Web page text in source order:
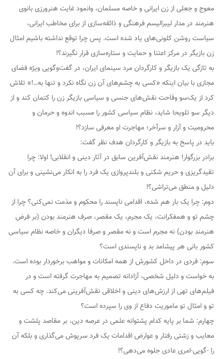
معوج و جعلی از زن ایرانی و خاصه مسلمان، وانمود غایت هنرورزی بانوی
هنرمند در مدار لیبرالیسم فرهنگی و ذائقه‌سازی از برای مخاطب ایرانی،
سیاست روشن کلونی‌های یاد شده است. پس چرا توقع نداشته باشیم امثال
زن بازیگر در مرکز اعتنا و حمایت و ستاره‌سازی قرار نگیرند؟!
به تازگی یک بازیگر و کارگردان مرد سینمای ایران، در گفت‌وگویی ویژه فضای
مجازی با بیان اینکه «کسی به چشم‌های آن زن نگاه نکرد و تنها به…!» تلاش
کرد از یک‌سو وقاحت نقش‌های جنسی و سیاسی بازیگر زن را کتمان کند و از
دیگر سو تلویحا شاید، نظام سیاسی کشور را مسبب اندوه و حرمان و
محرومیت و آزار و سرآخر؛ مهاجرت او معرفی سازد؟!
باید در پاسخ به بازیگر و کارگردان هدف نظر گفت:
برادر بزرگوار! هنرمند نقش‌آفرین سابق در آثار دینی و انقلابی! اولا: چرا
تقیدگریزی و حریم شکنی و بلندپروازی یک فرد را به انکار می‌نشینی و برای آن
دلیل و منطق می‌تراشی؟!
دوم: چرا یک بار هم شده، اقدامی ناپسند را محکوم و مذمت نمی‌کنی؟ چرا از
چشم تو و همفکرانت، یک مجرم، یک مقصر، صرف هنرمند بودن (بر فرض
هنرمند بودن) نه مجرم است و نه مقصر و صرفا دیگران و خاصه نظام سیاسی
کشور بانی هر پیشامد بد و ناپسندی است؟
سوم: فردی در داخل کشورش از همه امکانات و مواهب برخوردار بوده است.
به خواست و دلیل شخصی، آزادانه تصمیم به مهاجرت گرفته است و در
فیلم‌های تهی از ارزش‌های دینی و اخلاقی نقش‌آفرینی می‌کند. چه کسی به
تو و امثال تو ماموریت دفاع از وی را سپرده است؟
چهارم: شما بر پایه کدام پشتوانه علمی در عرصه دین، بر مقاصد پلشت و
معایب و زشتی رفتار و عوارض اقدامات یک فرد سرپوش می‌گذاری و بلکه آن
را -گویی-امری عادی جلوه می‌دهی؟!